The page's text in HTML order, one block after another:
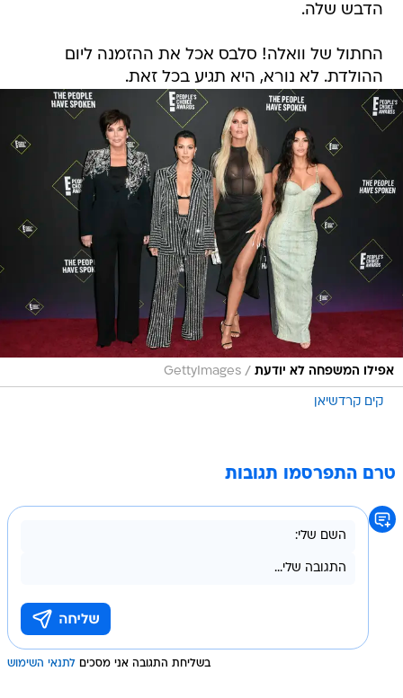
הדבש שלה.
החתול של וואלה! סלבס אכל את ההזמנה ליום
ההולדת. לא נורא, היא תגיע בכל זאת.
אפילו המשפחה לא יודעת /
GettyImages
קים קרדשיאן
טרם התפרסמו תגובות
בשליחת התגובה אני מסכים לתנאי השימוש